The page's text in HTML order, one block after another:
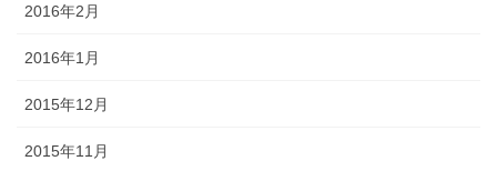
2016年2月
2016年1月
2015年12月
2015年11月